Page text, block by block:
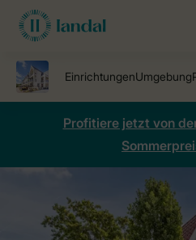
Profitiere jetzt von